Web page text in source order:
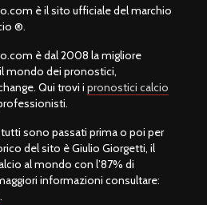
è il sito ufficiale del marchio
®.
è dal 2008 la migliore
mondo dei pronostici,
Qui trovi i pronostici calcio
sono passati prima o poi per
del sito è Giulio Giorgetti, il
al mondo con l’87% di
informazioni consultare:
.